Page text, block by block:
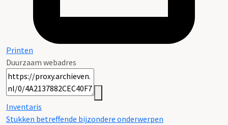
Printen
Duurzaam webadres
Inventaris
Stukken betreffende bijzondere onderwerpen